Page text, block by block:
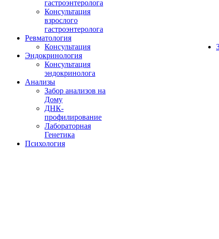
гастроэнтеролога
Консультация
взрослого
гастроэнтеролога
Ревматология
Консультация
Эндокринология
Консультация
эндокринолога
Анализы
Забор анализов на
Дому
ДНК-
профилирование
Лабораторная
Генетика
Психология